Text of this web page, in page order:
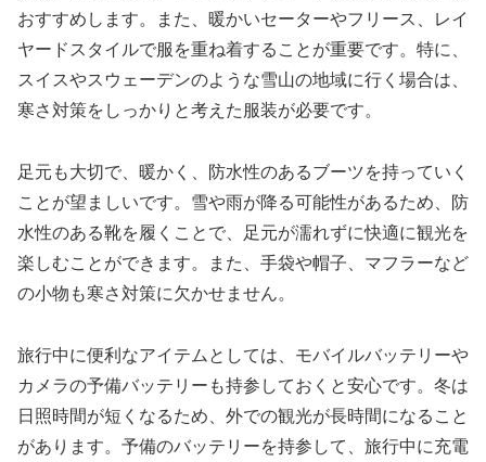
おすすめします。また、暖かいセーターやフリース、レイ
ヤードスタイルで服を重ね着することが重要です。特に、
スイスやスウェーデンのような雪山の地域に行く場合は、
寒さ対策をしっかりと考えた服装が必要です。
足元も大切で、暖かく、防水性のあるブーツを持っていく
ことが望ましいです。雪や雨が降る可能性があるため、防
水性のある靴を履くことで、足元が濡れずに快適に観光を
楽しむことができます。また、手袋や帽子、マフラーなど
の小物も寒さ対策に欠かせません。
旅行中に便利なアイテムとしては、モバイルバッテリーや
カメラの予備バッテリーも持参しておくと安心です。冬は
日照時間が短くなるため、外での観光が長時間になること
があります。予備のバッテリーを持参して、旅行中に充電